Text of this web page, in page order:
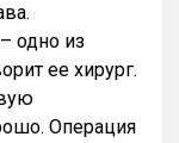
одно из
ее хирург.
Операция